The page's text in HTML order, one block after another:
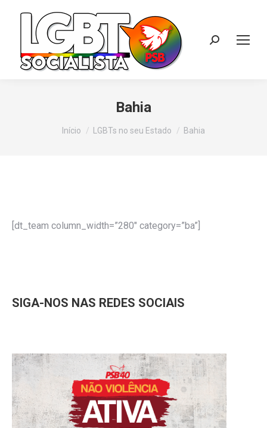
Search:
Bahia
Você está aqui:
Início LGBTs no seu Estado Bahia
[dt_team column_width=”280″ category=”ba”]
SIGA-NOS NAS REDES SOCIAIS